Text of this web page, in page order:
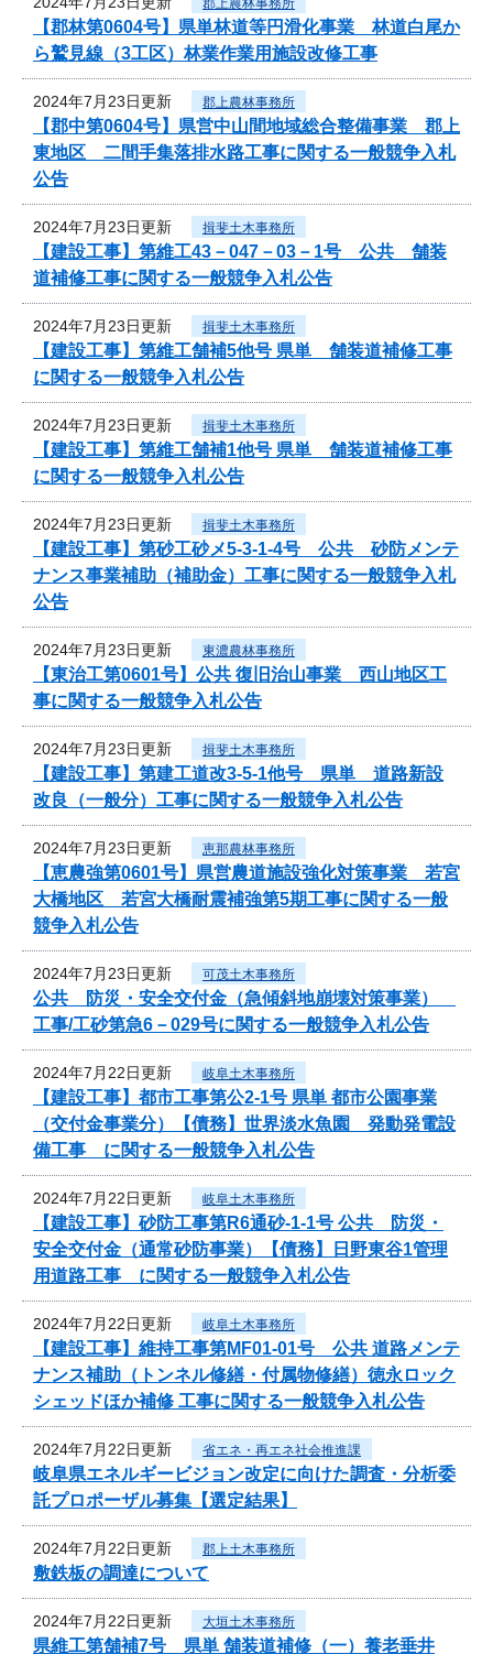
郡上農林事務所
【郡林第0604号】県単林道等円滑化事業 林道白尾か
ら鷲見線（3工区）林業作業用施設改修工事
2024年7月23日更新 郡上農林事務所
【郡中第0604号】県営中山間地域総合整備事業 郡上
東地区 二間手集落排水路工事に関する一般競争入札
公告
2024年7月23日更新 揖斐土木事務所
【建設工事】第維工43－047－03－1号 公共 舗装
道補修工事に関する一般競争入札公告
2024年7月23日更新 揖斐土木事務所
【建設工事】第維工舗補5他号 県単 舗装道補修工事
に関する一般競争入札公告
2024年7月23日更新 揖斐土木事務所
【建設工事】第維工舗補1他号 県単 舗装道補修工事
に関する一般競争入札公告
2024年7月23日更新 揖斐土木事務所
【建設工事】第砂工砂メ5-3-1-4号 公共 砂防メンテ
ナンス事業補助（補助金）工事に関する一般競争入札
公告
2024年7月23日更新 東濃農林事務所
【東治工第0601号】公共 復旧治山事業 西山地区工
事に関する一般競争入札公告
2024年7月23日更新 揖斐土木事務所
【建設工事】第建工道改3-5-1他号 県単 道路新設
改良（一般分）工事に関する一般競争入札公告
2024年7月23日更新 恵那農林事務所
【恵農強第0601号】県営農道施設強化対策事業 若宮
大橋地区 若宮大橋耐震補強第5期工事に関する一般
競争入札公告
2024年7月23日更新 可茂土木事務所
公共 防災・安全交付金（急傾斜地崩壊対策事業）
工事/工砂第急6－029号に関する一般競争入札公告
2024年7月22日更新 岐阜土木事務所
【建設工事】都市工事第公2-1号 県単 都市公園事業
（交付金事業分）【債務】世界淡水魚園 発動発電設
備工事 に関する一般競争入札公告
2024年7月22日更新 岐阜土木事務所
【建設工事】砂防工事第R6通砂-1-1号 公共 防災・
安全交付金（通常砂防事業）【債務】日野東谷1管理
用道路工事 に関する一般競争入札公告
2024年7月22日更新 岐阜土木事務所
【建設工事】維持工事第MF01-01号 公共 道路メンテ
ナンス補助（トンネル修繕・付属物修繕）徳永ロック
シェッドほか補修 工事に関する一般競争入札公告
2024年7月22日更新 省エネ・再エネ社会推進課
岐阜県エネルギービジョン改定に向けた調査・分析委
託プロポーザル募集【選定結果】
2024年7月22日更新 郡上土木事務所
敷鉄板の調達について
2024年7月22日更新 大垣土木事務所
県維工第舗補7号 県単 舗装道補修（一）養老垂井